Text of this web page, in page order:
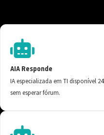
AIA Responde
IA especializada em TI disponível
sem esperar fórum.